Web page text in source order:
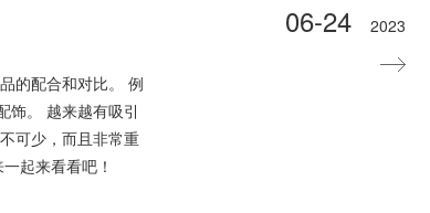
的配合和对比。 例
饰。 越来越有吸引
可少，而且非常重
起来看看吧！
06-24 2023